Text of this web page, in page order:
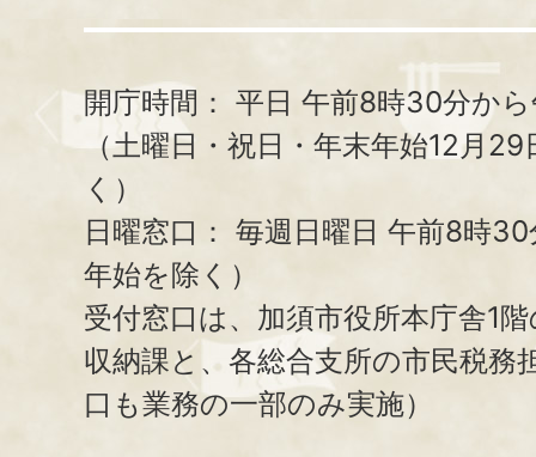
開庁時間： 平日 午前8時30分か
（土曜日・祝日・年末年始12月
く）
日曜窓口： 毎週日曜日 午前8時
年始を除く）
受付窓口は、加須市役所本庁舎1
収納課と、 各総合支所の市民税務
口も業務の一部のみ実施）